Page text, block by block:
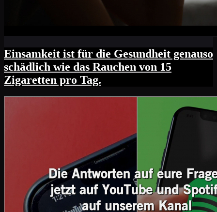
Einsamkeit ist für die Gesundheit genauso
schädlich wie das Rauchen von 15
Zigaretten pro Tag.